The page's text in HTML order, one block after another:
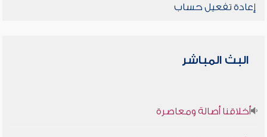
إعادة تفعيل حساب
البث المباشر
أخلاقنا أصالة ومعاصرة